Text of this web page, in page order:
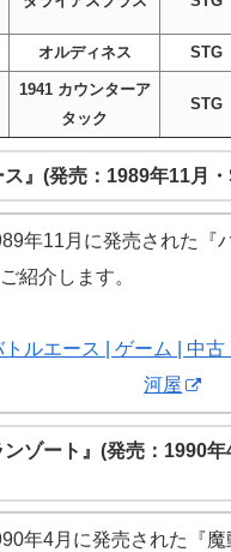
オルディネス STG
1941 カウンターア
タック
STG
ス』(発売：1989年11月
年11月に発売された『
紹介します。
トルエース | ゲーム | 中
河屋
ンゾート』(発売：1990
年4月に発売された『